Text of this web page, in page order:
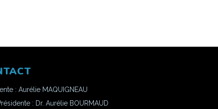
: Aurélie MAQUIGNEAU
: Dr. Aurélie BOURMAUD